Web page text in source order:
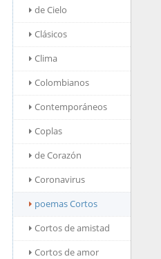
de Cielo
Clásicos
Clima
Colombianos
Contemporáneos
Coplas
de Corazón
Coronavirus
poemas Cortos
Cortos de amistad
Cortos de amor